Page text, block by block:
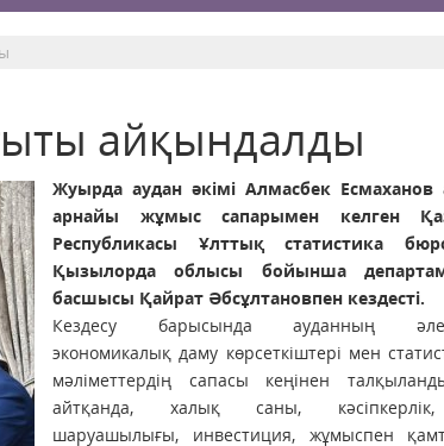
айқындалды
Жуырда аудан әкімі Алмасбек Есмаханов
арнайы жұмыс сапарымен келген
Республикасы Ұлттық статистика
Қызылорда облысы бойынша
басшысы Қайрат Әбсұлтановпен кездесті.
Кездесу барысында ауданның
экономикалық даму көрсеткіштері мен
мәліметтердің сапасы кеңінен
айтқанда, халық саны,
шаруашылығы, инвестиция, жұмыспен